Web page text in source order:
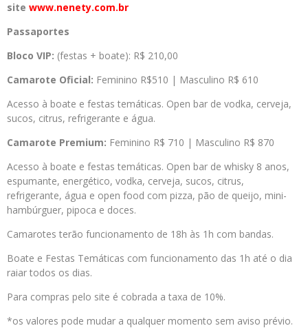
site www.nenety.com.br
Passaportes
Bloco VIP: (festas + boate): R$ 210,00
Camarote Oficial: Feminino R$510 | Masculino R$ 610
Acesso à boate e festas temáticas. Open bar de vodka, cerveja,
sucos, citrus, refrigerante e água.
Camarote Premium: Feminino R$ 710 | Masculino R$ 870
Acesso à boate e festas temáticas. Open bar de whisky 8 anos,
espumante, energético, vodka, cerveja, sucos, citrus,
refrigerante, água e open food com pizza, pão de queijo, mini-
hambúrguer, pipoca e doces.
Camarotes terão funcionamento de 18h às 1h com bandas.
Boate e Festas Temáticas com funcionamento das 1h até o dia
raiar todos os dias.
Para compras pelo site é cobrada a taxa de 10%.
*os valores pode mudar a qualquer momento sem aviso prévio.